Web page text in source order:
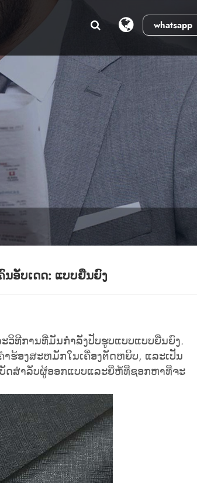
whatsapp
ນອັບເດດ: ແບບຍືນຍົງ
ວິທີການທີ່ມັນກໍາລັງປັບຮູບແບບແບບຍືນຍົງ.
ຮ້ອງສະຫມັກໃນເຄື່ອງຕັດຫຍິບ, ແລະເປັນ
ດສໍາລັບຜູ້ອອກແບບແລະຍີ່ຫໍ້ທີ່ຊອກຫາທີ່ຈະ